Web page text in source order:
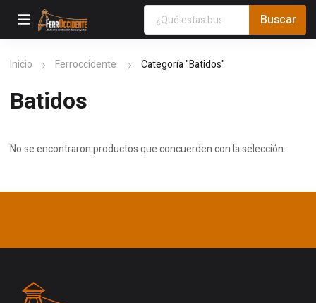
Inicio Ferroccidente Categoría "Batidos"
Batidos
No se encontraron productos que concuerden con la selección.